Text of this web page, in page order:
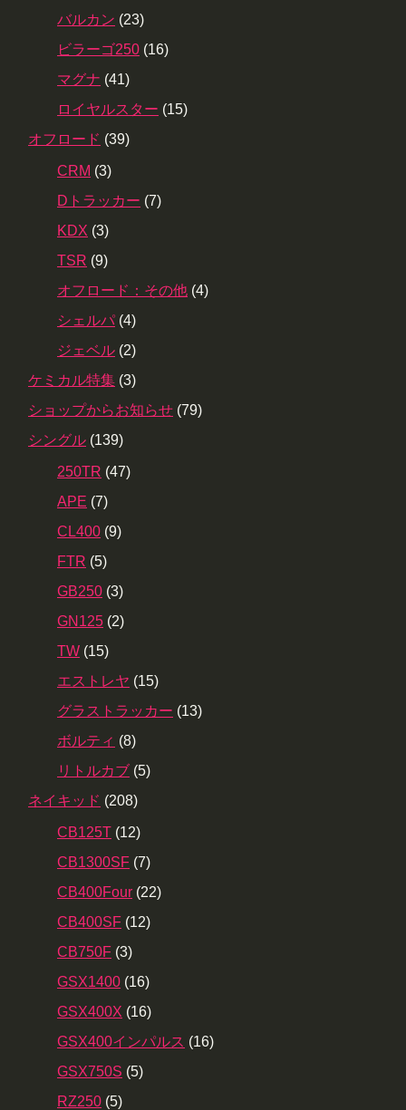
バルカン (23)
ビラーゴ250 (16)
マグナ (41)
ロイヤルスター (15)
オフロード (39)
CRM (3)
Dトラッカー (7)
KDX (3)
TSR (9)
オフロード：その他 (4)
シェルパ (4)
ジェベル (2)
ケミカル特集 (3)
ショップからお知らせ (79)
シングル (139)
250TR (47)
APE (7)
CL400 (9)
FTR (5)
GB250 (3)
GN125 (2)
TW (15)
エストレヤ (15)
グラストラッカー (13)
ボルティ (8)
リトルカブ (5)
ネイキッド (208)
CB125T (12)
CB1300SF (7)
CB400Four (22)
CB400SF (12)
CB750F (3)
GSX1400 (16)
GSX400X (16)
GSX400インパルス (16)
GSX750S (5)
RZ250 (5)